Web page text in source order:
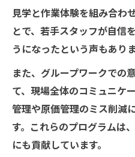
見学と作業体験を組み合わ
とで、若手スタッフが自信
うになったという声もありま
また、グループワークでの
て、現場全体のコミュニケ
管理や原価管理のミス削減
す。これらのプログラムは
にも貢献しています。